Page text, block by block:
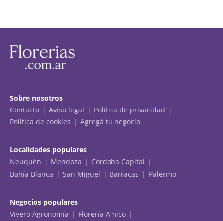
Sobre nosotros
Contacto
Aviso legal
Política de privacidad
Política de cookies
Agregá tu negocio
Localidades populares
Neuquén
Mendoza
Córdoba Capital
Bahía Blanca
San Miguel Barracas Palermo
Negocios populares
Vivero Agronomía
Florería Amico